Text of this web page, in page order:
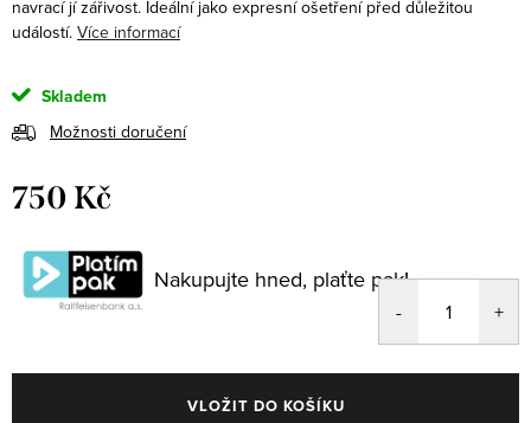
navrací jí zářivost. Ideální jako expresní ošetření před důležitou
událostí. Více informací
Skladem
Možnosti doručení
750 Kč
cena:
Nakupujte hned, plaťte pak!
VLOŽIT DO KOŠÍKU